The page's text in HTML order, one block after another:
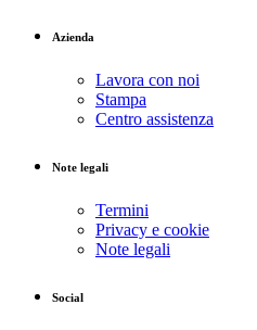
Azienda
Lavora con noi
Stampa
Centro assistenza
Note legali
Termini
Privacy e cookie
Note legali
Social